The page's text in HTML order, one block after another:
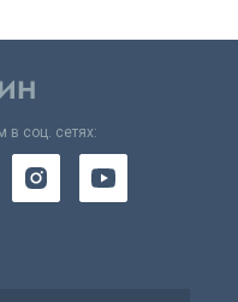
в соц. сетях: